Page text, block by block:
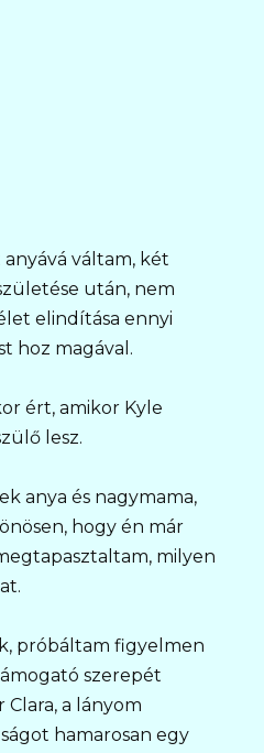
váltam, két
után, nem
elindítása ennyi
hoz magával.
ért, amikor Kyle
lesz.
anya és nagymama,
hogy én már
milyen
próbáltam figyelmen
szerepét
a lányom
hamarosan egy